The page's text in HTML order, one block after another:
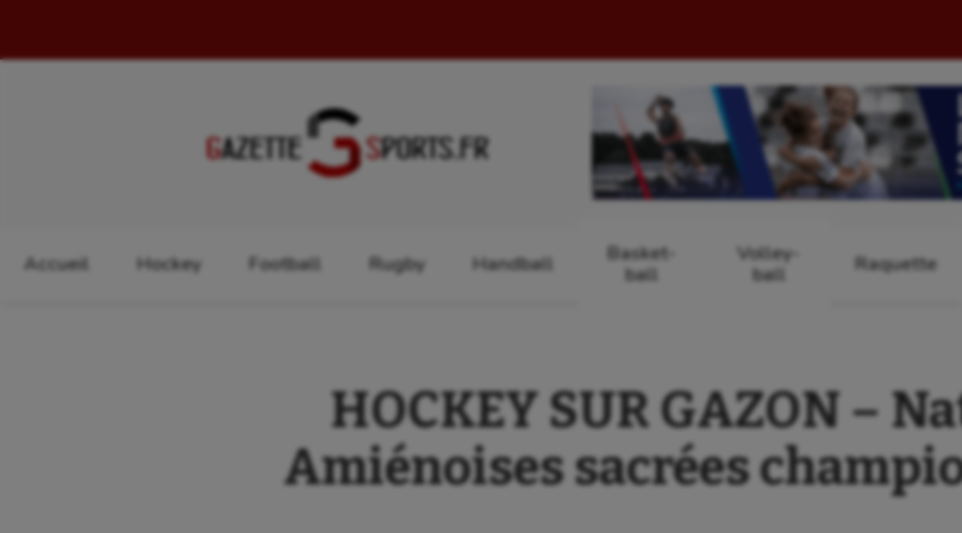
Accueil Hockey Football Rugby Handball
Basket-
ball
Volley-
ball
Raquette
HOCKEY SUR GAZON –
Amiénoises sacrées